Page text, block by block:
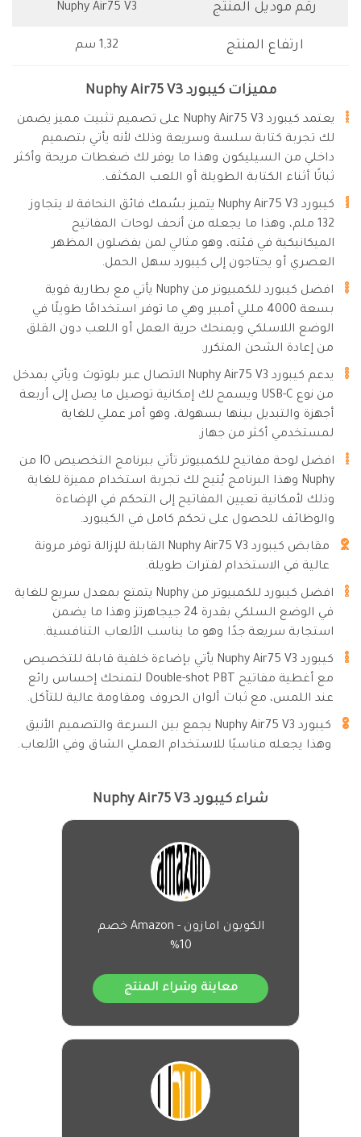
رقم موديل المنتج Nuphy Air75 V3
ارتفاع المنتج 1,32 سم
مميزات كيبورد Nuphy Air75 V3
يعتمد كيبورد Nuphy Air75 V3 على تصميم تثبيت مميز يضمن
لك تجربة كتابة سلسة وسريعة وذلك لأنه يأتي بتصميم
داخلي من السيليكون وهذا ما يوفر لك ضغطات مريحة وأكثر
ثباتًا أثناء الكتابة الطويلة أو اللعب المكثف.
كيبورد Nuphy Air75 V3 يتميز بسُمك فائق النحافة لا يتجاوز
132 ملم، وهذا ما يجعله من أنحف لوحات المفاتيح
الميكانيكية في فئته، وهو مثالي لمن يفضلون المظهر
العصري أو يحتاجون إلى كيبورد سهل الحمل.
افضل كيبورد للكمبيوتر من Nuphy يأتي مع بطارية قوية
بسعة 4000 مللي أمبير وهي ما توفر استخدامًا طويلًا في
الوضع اللاسلكي ويمنحك حرية العمل أو اللعب دون القلق
من إعادة الشحن المتكرر.
يدعم كيبورد Nuphy Air75 V3 الاتصال عبر بلوتوث ويأتي بمدخل
من نوع USB-C ويسمح لك إمكانية توصيل ما يصل إلى أربعة
أجهزة والتبديل بينها بسهولة، وهو أمر عملي للغاية
لمستخدمي أكثر من جهاز.
افضل لوحة مفاتيح للكمبيوتر تأتي ببرنامج التخصيص IO من
Nuphy وهذا البرنامج يُتيح لك تجربة استخدام مميزة للغاية
وذلك لأمكانية تعيين المفاتيح إلى التحكم في الإضاءة
والوظائف للحصول على تحكم كامل في الكيبورد.
مقابض كيبورد Nuphy Air75 V3 القابلة للإزالة توفر مرونة
عالية في الاستخدام لفترات طويلة.
افضل كيبورد للكمبيوتر من Nuphy يتمتع بمعدل سريع للغاية
في الوضع السلكي بقدرة 24 جيجاهرتز وهذا ما يضمن
استجابة سريعة جدًا وهو ما يناسب الألعاب التنافسية.
كيبورد Nuphy Air75 V3 يأتي بإضاءة خلفية قابلة للتخصيص
مع أغطية مفاتيح Double-shot PBT لتمنحك إحساس رائع
عند اللمس، مع ثبات ألوان الحروف ومقاومة عالية للتآكل.
كيبورد Nuphy Air75 V3 يجمع بين السرعة والتصميم الأنيق
وهذا يجعله مناسبًا للاستخدام العملي الشاق وفي الألعاب.
شراء كيبورد Nuphy Air75 V3
الكوبون امازون - Amazon خصم
10%
معاينة وشراء المنتج